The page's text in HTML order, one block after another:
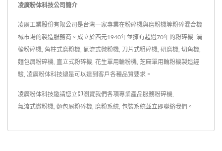
凌廣粉体科技公司簡介
凌廣工業股份有限公司是台灣一家專業在粉碎機與磨粉機等粉碎混合機
械市場的製造服務商。成立於西元1940年並擁有超過70年的粉碎機, 渦
輪粉碎機, 角柱式磨粉機, 氣流式微粉機, 刀片式粗碎機, 研磨機, 切角機,
麵包屑粉碎機, 直立式粉碎機, 花生單用輪粉機, 芝麻單用輪粉機製造經
驗, 凌廣粉体科技總是可以達到客戶各種品質要求。
凌廣粉体科技邀請您立即瀏覽我們各項專業產品服務粉碎機
氣流式微粉機 麵包屑粉碎機 磨粉系統 包裝系統並立即聯絡我們 。